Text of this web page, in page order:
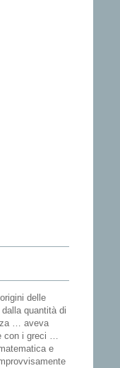
delle
quantità di
… aveva
con i greci …
e